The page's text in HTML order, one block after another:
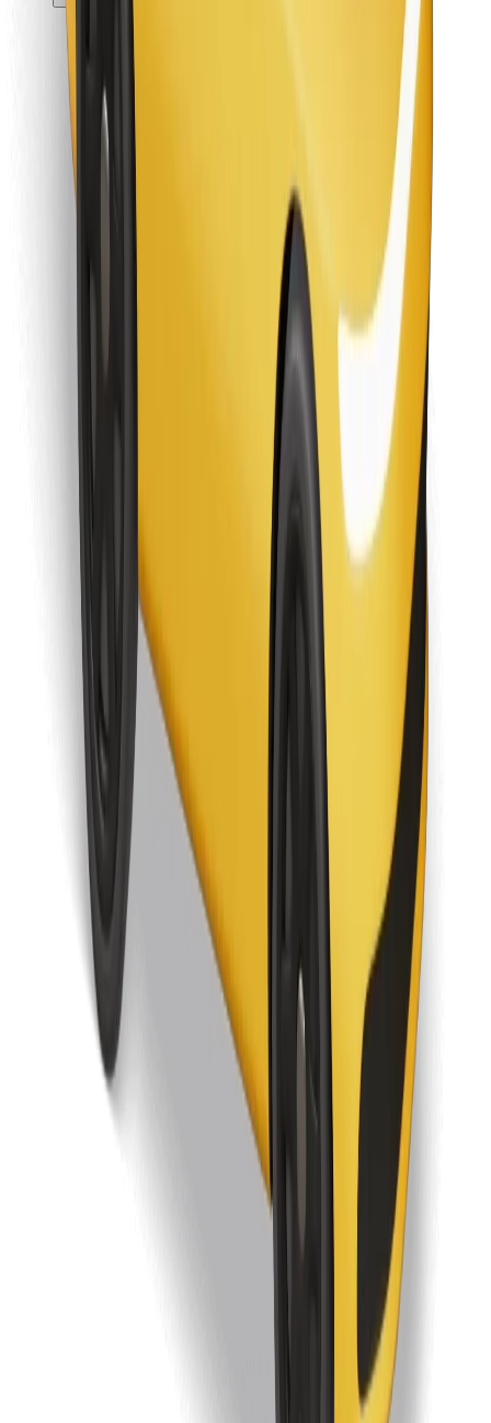
Partneři
Obchodní podmínky
Cookies
Zabezpečení
Stáhněte si aplikaci Bolt
Stáhněte si aplikaci Bolt Food